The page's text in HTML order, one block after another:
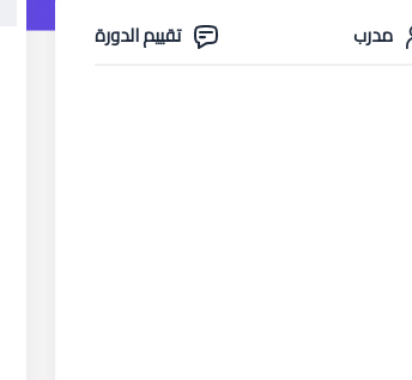
مدرب تقييم الدورة